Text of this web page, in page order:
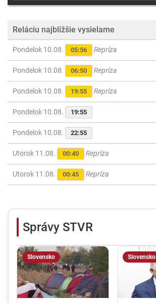
Reláciu najbližšie vysielame
Pondelok 10.08. 05:56 Repríza
Pondelok 10.08. 06:50 Repríza
Pondelok 10.08. 19:55 Repríza
Pondelok 10.08. 19:55
Pondelok 10.08. 22:55
Utorok 11.08. 00:40 Repríza
Utorok 11.08. 00:45 Repríza
Správy STVR
Slovensko Slovensko